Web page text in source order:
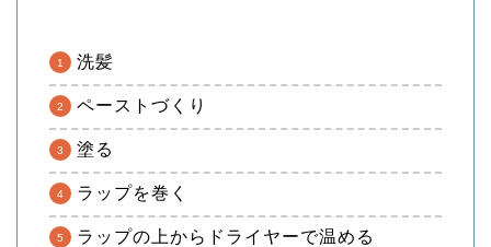
洗髪
ペーストづくり
塗る
ラップを巻く
ラップの上からドライヤーで温める